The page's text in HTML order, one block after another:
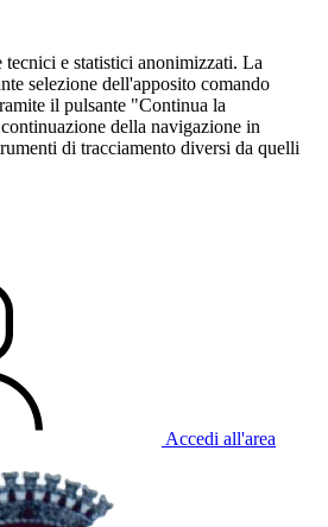
e statistici anonimizzati. La
selezione dell'apposito comando
il pulsante "Continua la
della navigazione in
di tracciamento diversi da quelli
Accedi all'area